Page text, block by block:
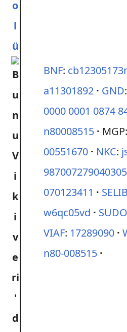
o
l
ü
BNF:
a11301892
GND:
0000 0001 0874
n80008515
MGP:
00551670
NKC:
070123411
w6qc05vd
VIAF: 17289090
n80-008515